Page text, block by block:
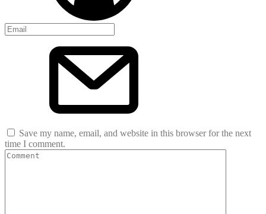
Save my name, email, and website in this browser for the next
time I comment.